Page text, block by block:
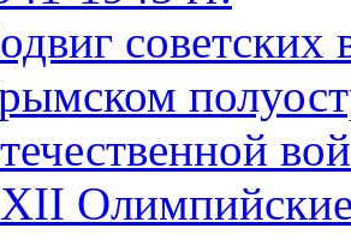
советских